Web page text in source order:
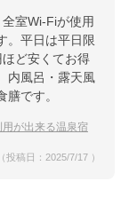
室Wi-Fiが使用
。平日は平日限
ど安くてお得
内風呂・露天風
です。
が出来る温泉宿
稿日：2025/7/17 ）